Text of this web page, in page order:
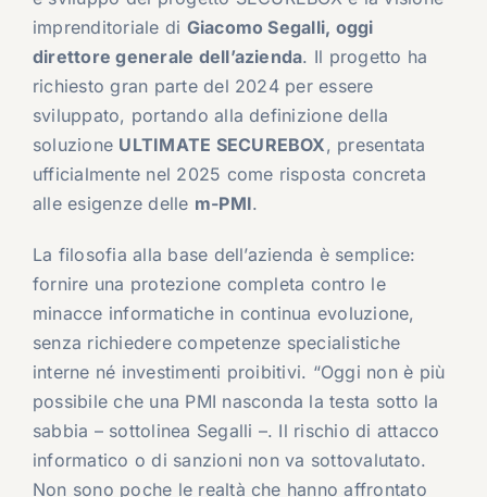
imprenditoriale di Giacomo Segalli, oggi
direttore generale dell’azienda. Il progetto ha
richiesto gran parte del 2024 per essere
sviluppato, portando alla definizione della
soluzione ULTIMATE SECUREBOX, presentata
ufficialmente nel 2025 come risposta concreta
alle esigenze delle m-PMI.
La filosofia alla base dell’azienda è semplice:
fornire una protezione completa contro le
minacce informatiche in continua evoluzione,
senza richiedere competenze specialistiche
interne né investimenti proibitivi. “Oggi non è più
possibile che una PMI nasconda la testa sotto la
sabbia – sottolinea Segalli –. Il rischio di attacco
informatico o di sanzioni non va sottovalutato.
Non sono poche le realtà che hanno affrontato